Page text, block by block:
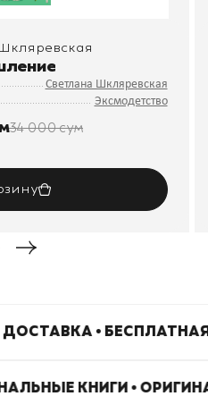
Светлана Шкляревская
Эксмодетство
34 000 сум
•
КНИГИ •